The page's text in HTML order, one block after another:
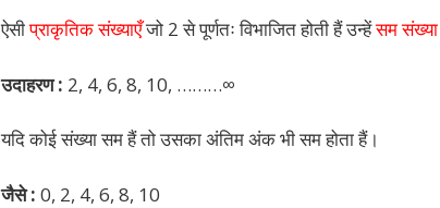
ऐसीप्राकृतिक संख्याएँजो 2 से पूर्णतः विभाजित होती हैं उन्हेंसम संख्या
उदाहरण : 2, 4, 6, 8, 10, ………∞
यदि कोई संख्या सम हैं तो उसका अंतिम अंक भी सम होता हैं।
जैसे : 0, 2, 4, 6, 8, 10